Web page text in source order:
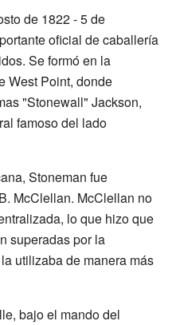
de 1822 - 5 de
oficial de caballería
Se formó en la
West Point, donde
"Stonewall" Jackson,
famoso del lado
Stoneman fue
McClellan. McClellan no
lo que hizo que
superadas por la
utilizaba de manera más
bajo el mando del